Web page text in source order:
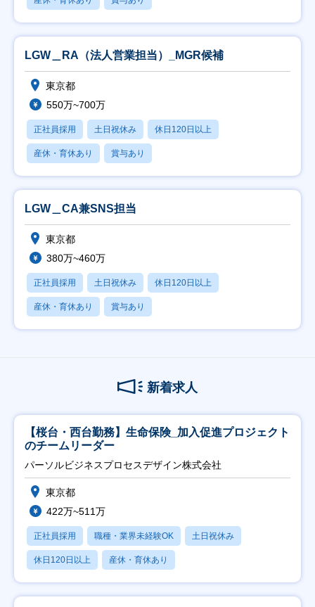
LGW＿RA（法人営業担当）_MGR候補
東京都
550万~700万
正社員採用 土日祝休み 休日120日以上
産休・育休あり 賞与あり
LGW＿CA兼SNS担当
東京都
380万~460万
正社員採用 土日祝休み 休日120日以上
産休・育休あり 賞与あり
新着求人
【桜台・西台勤務】生命保険_加入促進プロジェクト
のチームリーダー
パーソルビジネスプロセスデザイン株式会社
東京都
422万~511万
正社員採用 職種・業界未経験OK 土日祝休み
休日120日以上 産休・育休あり